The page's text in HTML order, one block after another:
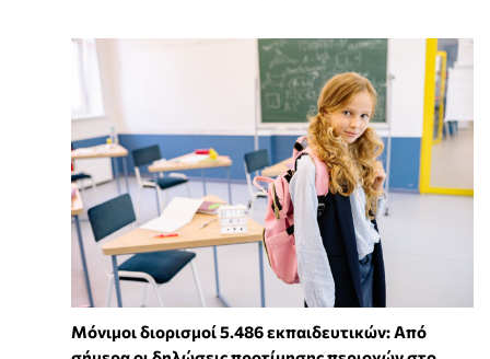
Μόνιμοι διορισμοί 5.486 εκπαιδευτικών: Από